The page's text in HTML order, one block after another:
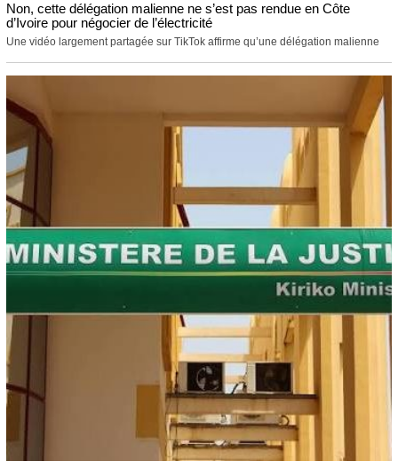
Non, cette délégation malienne ne s’est pas rendue en Côte
d’Ivoire pour négocier de l’électricité
Une vidéo largement partagée sur TikTok affirme qu’une délégation malienne